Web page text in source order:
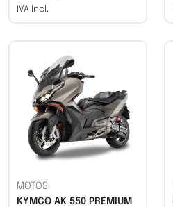
IVA Incl.
MOTOS
KYMCO AK 550 PREMIUM